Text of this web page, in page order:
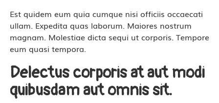
Est quidem eum quia cumque nisi officiis occaecati
ullam. Expedita quas laborum. Maiores nostrum
magnam. Molestiae dicta sequi ut corporis. Tempore
eum quasi tempora.
Delectus corporis at aut modi
quibusdam aut omnis sit.